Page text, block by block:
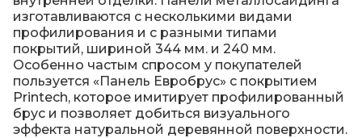
изготавливаются с несколькими видами
профилирования и с разными типами
покрытий, шириной 344 мм. и 240 мм.
Особенно частым спросом у покупателей
пользуется «Панель Евробрус» c покрытием
Printech, которое имитирует профилированный
брус и позволяет добиться визуального
эффекта натуральной деревянной поверхности.